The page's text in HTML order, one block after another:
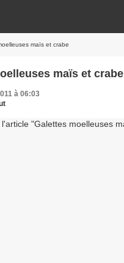
maïs et crabe
maïs et crabe
à 06:03